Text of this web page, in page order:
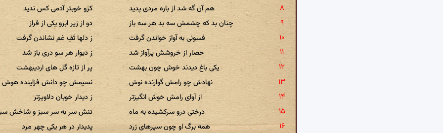
هم آن گه شد از باره مردی پدید
کزو خوبتر آدمی کس ندید
چنان بد که چشمش سه بد هر سه باز
دو از زیر ابرو یکی از فراز
فسونی به آواز خواندن گرفت
ز دلها تَفِ غم نشاندن گرفت
حصار از خروشش پرآواز شد
ز دیوار هر سو دری باز شد
یکی باغ دیدند خوش چون بهشت
پر از تازه گل های اردیبهشت
نهادش چو رامش گوارنده نوش
نسیمش چو دانش فزاینده هوش
از آوای رامش خوش انگیزتر
ز دیدار خوبان دلاویزتر
درختی درو سرکشیده به ماه
تنش سر به سر سبز و شاخش
همه برگ او چون سپرهای زرد
پدیدار در هر یکی چهر مرد